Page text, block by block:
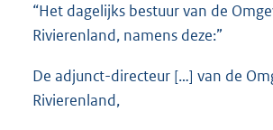
“Het dagelijks bestuur van de
Rivierenland, namens deze:”
De adjunct-directeur […] van de
Rivierenland,